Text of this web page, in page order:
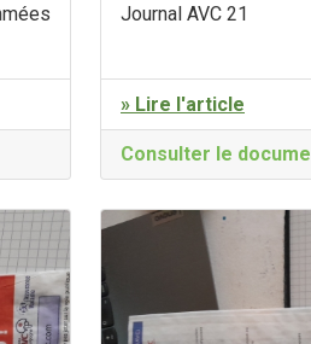
Journal AVC 21
» Lire l'article
Consulter le